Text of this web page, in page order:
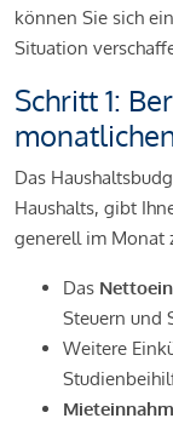
können Sie sich
Situation
Schritt 1:
Das
Haushalts, gibt
generell im Monat
Das
Steuern und
Weitere